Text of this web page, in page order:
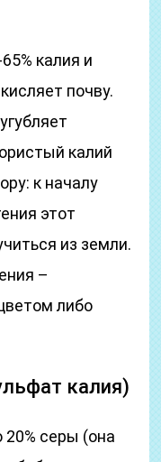
калия и
почву.
калий
к началу
этот
из земли.
–
либо
калия)
20% серы (она